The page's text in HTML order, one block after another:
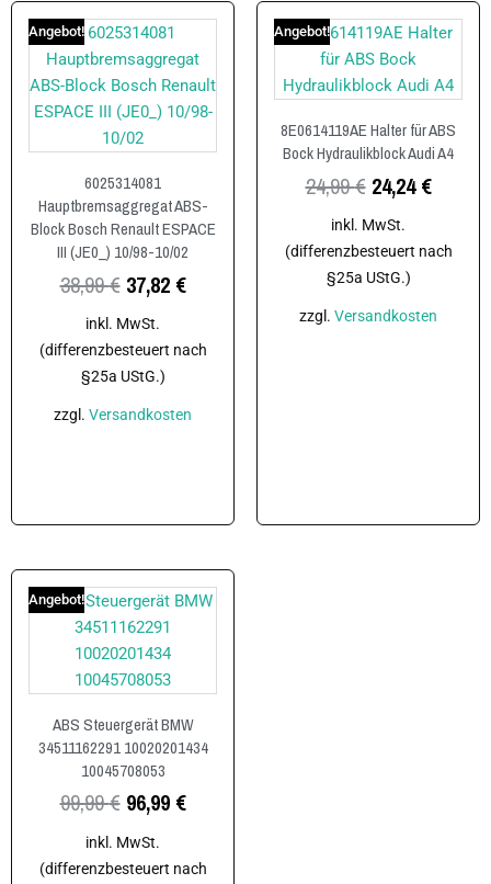
Angebot!
6025314081
Hauptbremsaggregat ABS-
Block Bosch Renault ESPACE
III (JE0_) 10/98-10/02
38,99€ 37,82 €
inkl. MwSt.
(differenzbesteuert nach
§25a UStG.)
zzgl. Versandkosten
Angebot!
8E0614119AE Halter für ABS
Bock Hydraulikblock Audi A4
24,99€ 24,24€
inkl. MwSt.
(differenzbesteuert nach
§25a UStG.)
zzgl. Versandkosten
Angebot!
ABS Steuergerät BMW
34511162291 10020201434
10045708053
99,99€ 96,99 €
inkl. MwSt.
(differenzbesteuert nach